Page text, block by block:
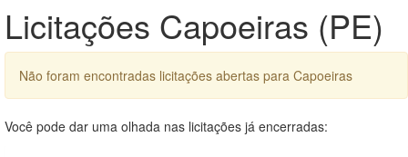
Licitações Capoeiras (PE)
Não foram encontradas licitações abertas para Capoeiras
Você pode dar uma olhada nas licitações já encerradas: